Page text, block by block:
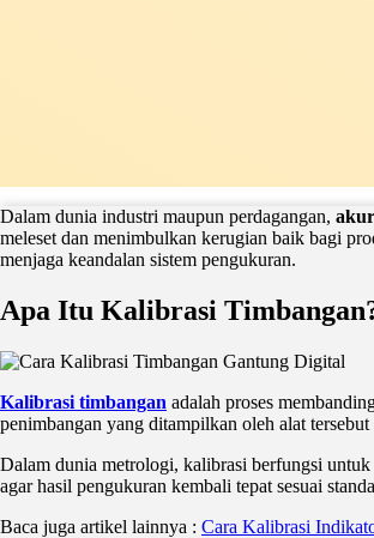
Dalam dunia industri maupun perdagangan,
meleset dan menimbulkan kerugian baik bagi
menjaga keandalan sistem pengukuran.
Apa Itu Kalibrasi
Kalibrasi timbangan adalah proses
penimbangan yang ditampilkan oleh alat
Dalam dunia metrologi, kalibrasi berfungsi untuk
agar hasil pengukuran kembali tepat sesuai
Baca juga artikel lainnya : Cara Kalibrasi